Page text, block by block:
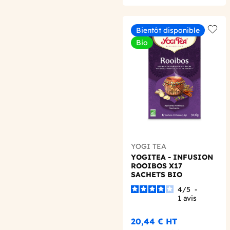
Bientôt disponible
Bio
YOGI TEA
YOGITEA - INFUSION
ROOIBOS X17
SACHETS BIO
4/5 -
1 avis
20,44 € HT